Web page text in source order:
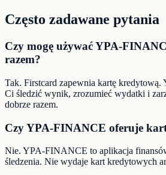
Często zadawane pytania
Czy mogę używać YPA-
razem?
Tak. Firstcard zapewnia kartę
Ci śledzić wynik, zrozumieć wydatki i
dobrze razem.
Czy YPA-FINANCE oferuje
Nie. YPA-FINANCE to aplikacja
śledzenia. Nie wydaje kart kredytowych